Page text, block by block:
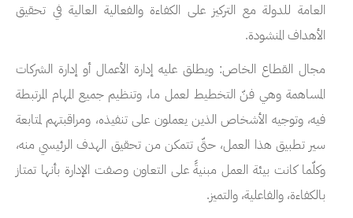
العامة للدولة مع التركيز على الكفاءة والفعالية العالية في تحقيق
الأهداف المنشودة.
مجال القطاع الخاص: ويطلق عليه إدارة الأعمال أو إدارة الشركات
المساهمة وهي فنّ التخطيط لعمل ما، وتنظيم جميع المهام المرتبطة
فيه، وتوجيه الأشخاص الذين يعملون على تنفيذه، ومراقبتهم لمتابعة
سير تطبيق هذا العمل، حتّى تتمكن من تحقيق الهدف الرئيسي منه،
وكلّما كانت بيئة العمل مبنيةً على التعاون وصفت الإدارة بأنها تمتاز
بالكفاءة، والفاعلية، والتميز.